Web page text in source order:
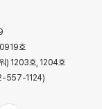
호
워) 1203호, 1204호
557-1124)